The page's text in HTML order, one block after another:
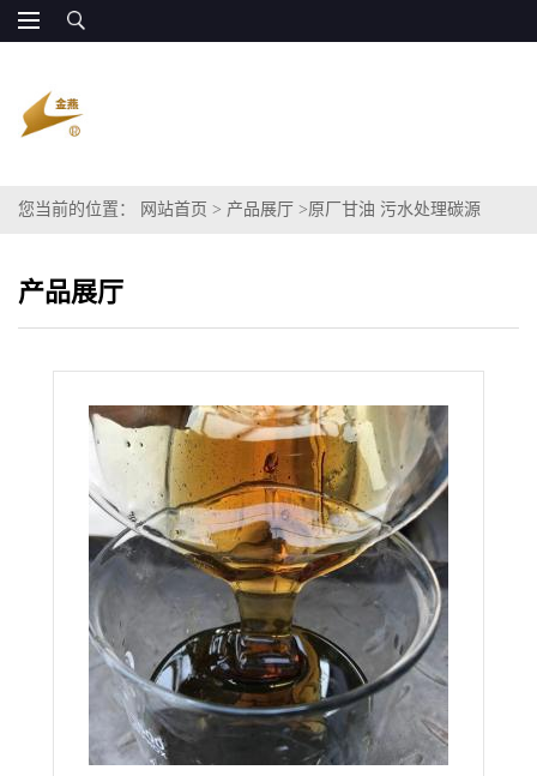
您当前的位置： 网站首页 > 产品展厅 >原厂甘油 污水处理碳源
产品展厅